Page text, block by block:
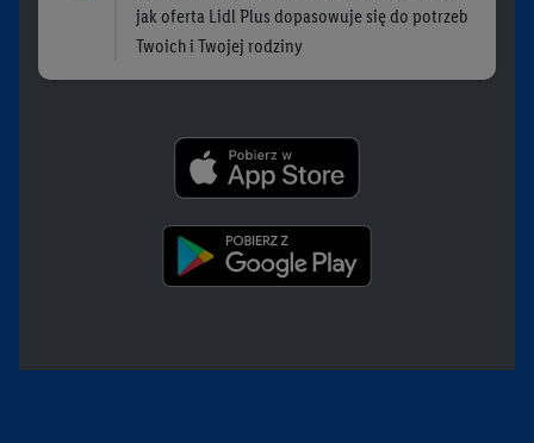
jak oferta Lidl Plus dopasowuje się do potrzeb
Twoich i Twojej rodziny